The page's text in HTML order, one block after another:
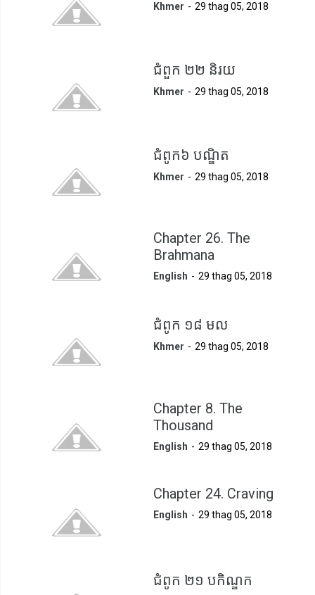
Khmer 29 thag 05, 2018
ជំពួក ២២ និរយ
Khmer 29 thag 05, 2018
ជំពូក៦ បណ្ឌិត
Khmer 29 thag 05, 2018
Chapter 26. The
Brahmana
English 29 thag 05, 2018
ជំពូក ១៨ មល
Khmer 29 thag 05, 2018
Chapter 8. The
Thousand
English 29 thag 05, 2018
Chapter 24. Craving
English 29 thag 05, 2018
ជំពូក ២១ បកិណ្ឌក